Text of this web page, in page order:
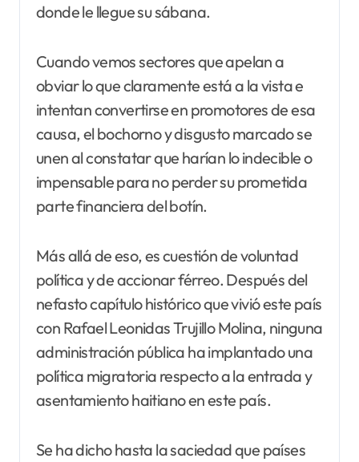
donde le llegue su sábana.
Cuando vemos sectores que apelan a
obviar lo que claramente está a la vista e
intentan convertirse en promotores de esa
causa, el bochorno y disgusto marcado se
unen al constatar que harían lo indecible o
impensable para no perder su prometida
parte financiera del botín.
Más allá de eso, es cuestión de voluntad
política y de accionar férreo. Después del
nefasto capítulo histórico que vivió este país
con Rafael Leonidas Trujillo Molina, ninguna
administración pública ha implantado una
política migratoria respecto a la entrada y
asentamiento haitiano en este país.
Se ha dicho hasta la saciedad que países